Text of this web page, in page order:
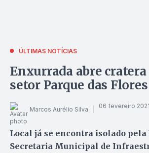
ÚLTIMAS NOTÍCIAS
Enxurrada abre
setor Parque das Flores
Marcos Aurélio Silva 06 fevereiro
Local já se encontra isolado
Secretaria Municipal de